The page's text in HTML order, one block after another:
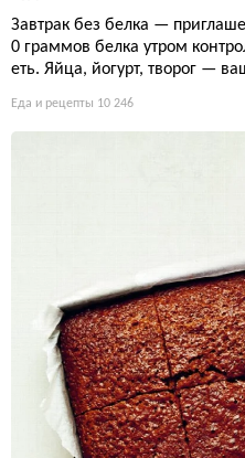
Завтрак без белка —
0 граммов белка утром
еть. Яйца, йогурт, творог —
Еда и рецепты 10 246